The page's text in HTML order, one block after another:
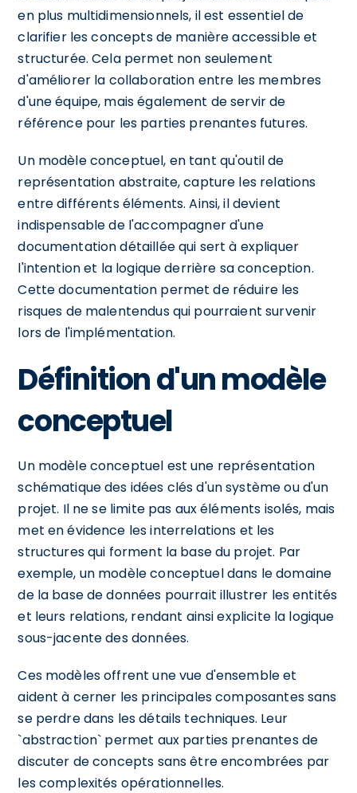
en plus multidimensionnels, il est essentiel de
clarifier les concepts de manière accessible et
structurée. Cela permet non seulement
d'améliorer la collaboration entre les membres
d'une équipe, mais également de servir de
référence pour les parties prenantes futures.
Un modèle conceptuel, en tant qu'outil de
représentation abstraite, capture les relations
entre différents éléments. Ainsi, il devient
indispensable de l'accompagner d'une
documentation détaillée qui sert à expliquer
l'intention et la logique derrière sa conception.
Cette documentation permet de réduire les
risques de malentendus qui pourraient survenir
lors de l'implémentation.
Définition d'un modèle
conceptuel
Un modèle conceptuel est une représentation
schématique des idées clés d'un système ou d'un
projet. Il ne se limite pas aux éléments isolés, mais
met en évidence les interrelations et les
structures qui forment la base du projet. Par
exemple, un modèle conceptuel dans le domaine
de la base de données pourrait illustrer les entités
et leurs relations, rendant ainsi explicite la logique
sous-jacente des données.
Ces modèles offrent une vue d'ensemble et
aident à cerner les principales composantes sans
se perdre dans les détails techniques. Leur
`abstraction` permet aux parties prenantes de
discuter de concepts sans être encombrées par
les complexités opérationnelles.